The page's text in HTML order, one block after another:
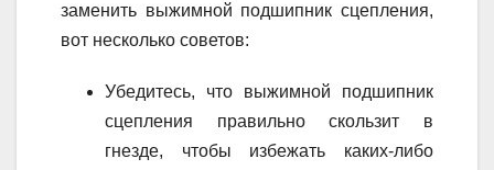
заменить выжимной подшипник сцепления,
вот несколько советов:
Убедитесь, что выжимной подшипник
сцепления правильно скользит в
гнезде, чтобы избежать каких-либо